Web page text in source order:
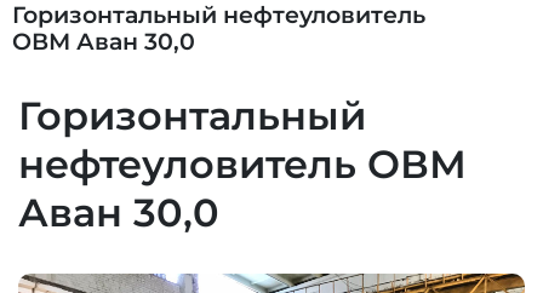
Горизонтальный нефтеуловитель
ОВМ Аван 30,0
Горизонтальный
нефтеуловитель ОВМ
Аван 30,0